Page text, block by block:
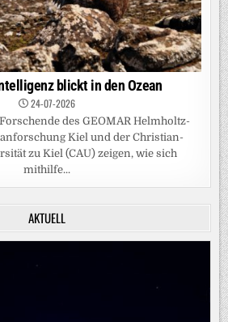
blickt in den Ozean
24-07-2026
des GEOMAR Helmholtz-
Kiel und der Christian-
zu Kiel (CAU) zeigen, wie sich
mithilfe...
AKTUELL